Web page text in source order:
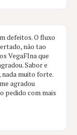
defeitos. O fluxo
não tao
VegaFIna que
Sabor e
muito forte.
agradou
pedido com mais